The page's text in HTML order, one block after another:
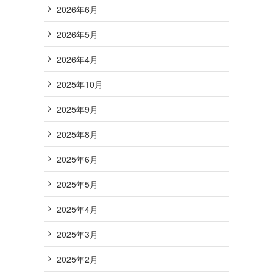
2026年6月
2026年5月
2026年4月
2025年10月
2025年9月
2025年8月
2025年6月
2025年5月
2025年4月
2025年3月
2025年2月